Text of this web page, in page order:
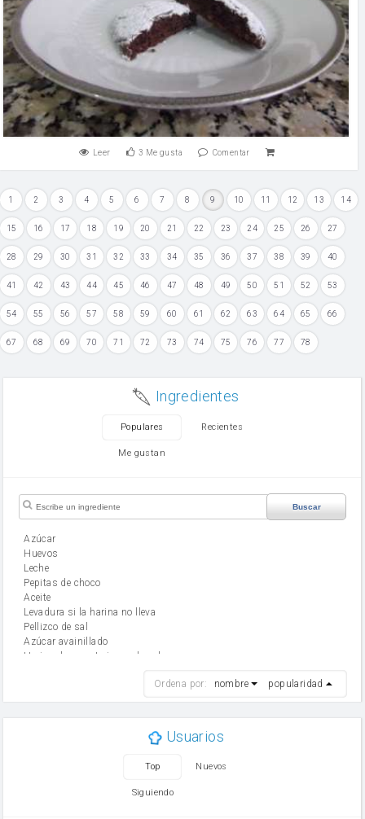
Leer 3 Me gusta Comentar
1 2 3 4 5 6 7 8 9 10 11 12 13 14
15 16 17 18 19 20 21 22 23 24 25 26 27
28 29 30 31 32 33 34 35 36 37 38 39 40
41 42 43 44 45 46 47 48 49 50 51 52 53
54 55 56 57 58 59 60 61 62 63 64 65 66
67 68 69 70 71 72 73 74 75 76 77 78
Ingredientes
Populares Recientes
Me gustan
Buscar
Azúcar
huevos
leche
Pepitas de choco
aceite
Levadura si la harina no lleva
Pellizco de sal
Azúcar avainillado
Harina de reposteria con levadura
mantequilla
Ordena por: nombre popularidad
Usuarios
Top Nuevos
Siguiendo